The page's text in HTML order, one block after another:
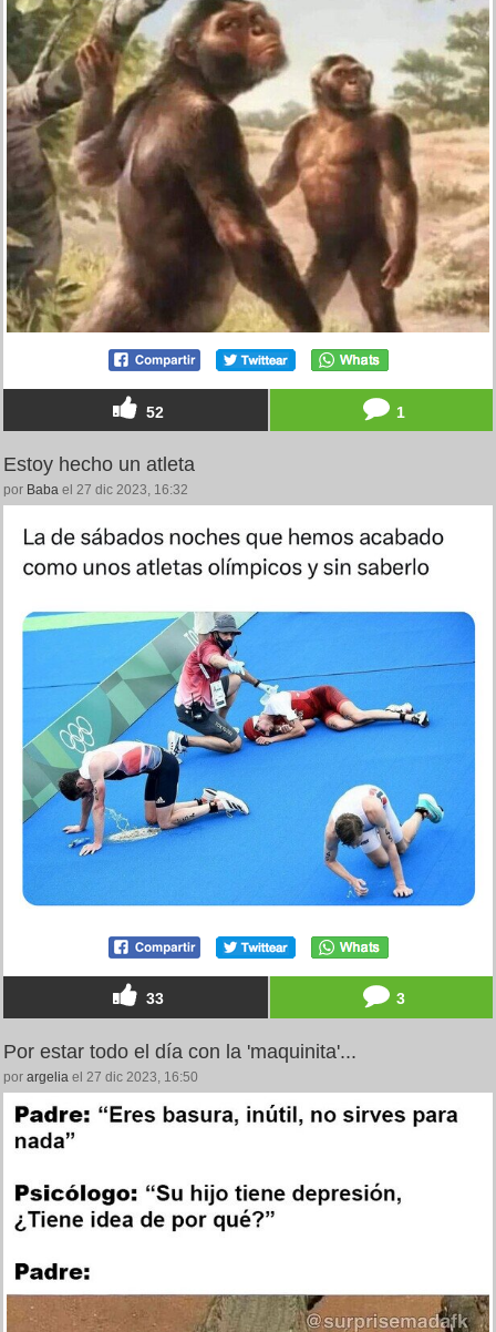
52 1
Estoy hecho un atleta
por Baba el 27 dic 2023, 16:32
33 3
Por estar todo el día con la 'maquinita'...
por argelia el 27 dic 2023, 16:50